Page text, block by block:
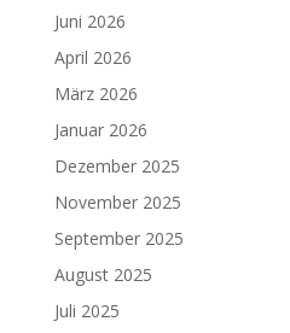
Juni 2026
April 2026
März 2026
Januar 2026
Dezember 2025
November 2025
September 2025
August 2025
Juli 2025